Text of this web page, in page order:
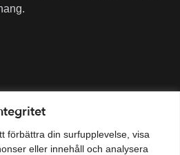
förbättra din surfupplevelse, visa
eller innehåll och analysera